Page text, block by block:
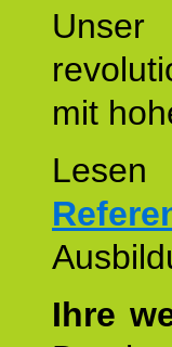
mit
Ihre